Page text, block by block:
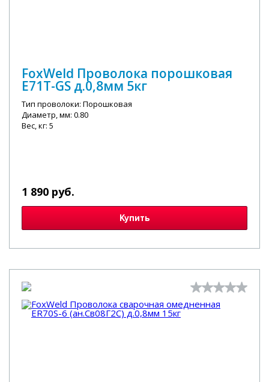
FoxWeld Проволока порошковая
E71T-GS д.0,8мм 5кг
Тип проволоки: Порошковая
Диаметр, мм: 0.80
Вес, кг: 5
1 890 руб.
Купить